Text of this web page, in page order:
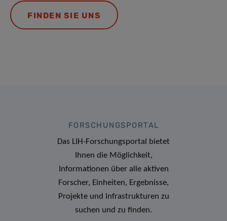
FINDEN SIE UNS
FORSCHUNGSPORTAL
Das LIH-Forschungsportal bietet
Ihnen die Möglichkeit,
Informationen über alle aktiven
Forscher, Einheiten, Ergebnisse,
Projekte und Infrastrukturen zu
suchen und zu finden.